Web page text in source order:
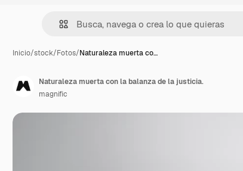
Inicio/stock/Fotos/Naturaleza muerta co…
Naturaleza muerta con la balanza de la justicia.
magnific